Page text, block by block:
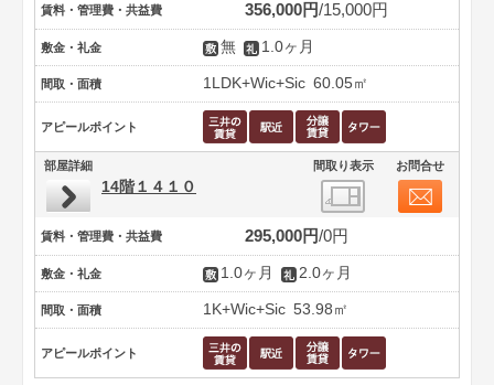
賃料・管理費・共益費 356,000円 15,000円
敷金・礼金 無 1.0ヶ月
間取・面積 1LDK+Wic+Sic 60.05㎡
アピールポイント
部屋詳細 間取り表示 お問合せ
14階１４１０
賃料・管理費・共益費 295,000円 0円
敷金・礼金 1.0ヶ月 2.0ヶ月
間取・面積 1K+Wic+Sic 53.98㎡
アピールポイント